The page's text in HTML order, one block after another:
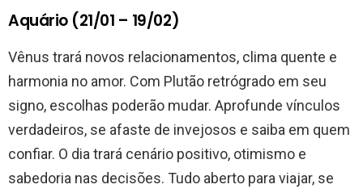
Aquário (21/01 – 19/02)
Vênus trará novos relacionamentos, clima quente e
harmonia no amor. Com Plutão retrógrado em seu
signo, escolhas poderão mudar. Aprofunde vínculos
verdadeiros, se afaste de invejosos e saiba em quem
confiar. O dia trará cenário positivo, otimismo e
sabedoria nas decisões. Tudo aberto para viajar, se